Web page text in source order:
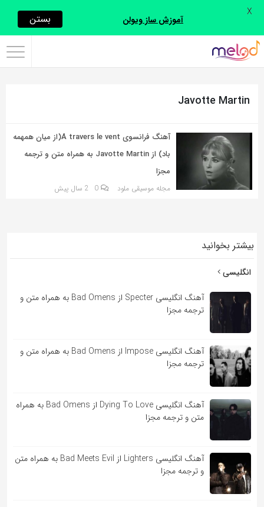
اشتراک
با
از
زیر
می‌توانید
صفحه
خود
به
بگذارید.
لینک
Javotte Martin
آهنگ فرانسوی À travers le vent(از میان همهمه
باد) از Javotte Martin به همراه متن و ترجمه
مجزا
مجله موسیقی ملود 0 2 سال پیش
بیشتر بخوانید
انگلیسی
آهنگ انگلیسی Specter از Bad Omens به همراه متن و
ترجمه مجزا
آهنگ انگلیسی Impose از Bad Omens به همراه متن و
ترجمه مجزا
آهنگ انگلیسی Dying To Love از Bad Omens به همراه
متن و ترجمه مجزا
آهنگ انگلیسی Lighters از Bad Meets Evil به همراه متن
و ترجمه مجزا
آموزش ساز ویولن بستن X